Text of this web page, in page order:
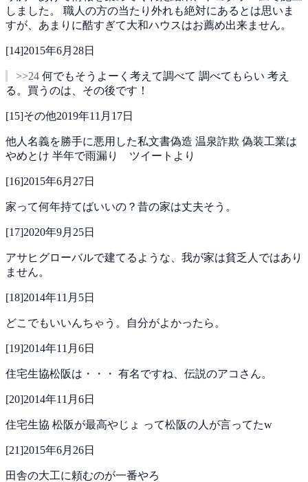
しました。 職人の方の当たり外れも絶対にあるとは思いま
すが、あまりに酷すぎて大和ハウスはお薦め出来ません。
[14]2015年6月28日
>>24 何でもそうよーく考えて調べて 調べてもらい 考え
る。買うのは、その後です！
[15]その他2019年11月17日
他人名義を勝手に悪用した私文書偽造 温泉詐欺 偽装工業は
やめとけ 半年で雨漏り ツイートより
[16]2015年6月27日
家って何年持てばいいの？昔の家は丈夫そう。
[17]2020年9月25日
アサヒグローバルで建てるような、我が家は貧乏人ではあり
ません。
[18]2014年11月5日
どこでもいいんちゃう。自分がよかったら。
[19]2014年11月6日
住宅生協松阪は・・・ 有名ですね、伝説のアコさん。
[20]2014年11月6日
住宅生協 松阪が最高やじょ って松阪の人が言ってたw
[21]2015年6月26日
田舎の大工に頼むのが一番やろ